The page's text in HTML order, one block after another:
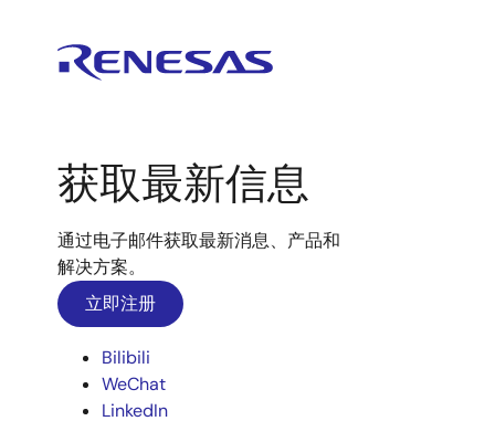
获取最新信息
通过电子邮件获取最新消息、产品和
解决方案。
立即注册
Bilibili
WeChat
LinkedIn